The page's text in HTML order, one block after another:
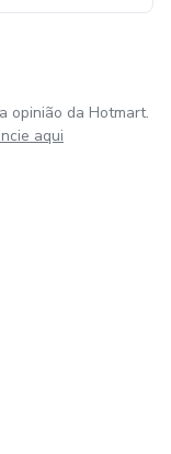
opinião da Hotmart.
aqui